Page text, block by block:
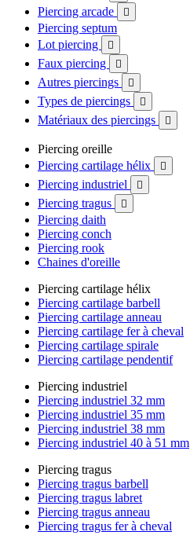
Piercing arcade 
Piercing septum
Lot piercing

Faux piercing 
Autres piercings 
Types de piercings 
Matériaux des piercings 
Piercing oreille
Piercing cartilage hélix

Piercing industriel 
Piercing tragus 
Piercing daith
Piercing conch
Piercing rook
Chaines d'oreille
Piercing cartilage hélix
Piercing cartilage barbell
Piercing cartilage anneau
Piercing cartilage fer à cheval
Piercing cartilage spirale
Piercing cartilage pendentif
Piercing industriel
Piercing industriel 32 mm
Piercing industriel 35 mm
Piercing industriel 38 mm
Piercing industriel 40 à 51 mm
Piercing tragus
Piercing tragus barbell
Piercing tragus labret
Piercing tragus anneau
Piercing tragus fer à cheval